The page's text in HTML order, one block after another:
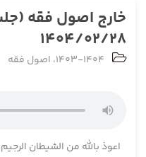
1404/02/28
1403-1404، اصول فقه
اعوذ بالله من الشیطان